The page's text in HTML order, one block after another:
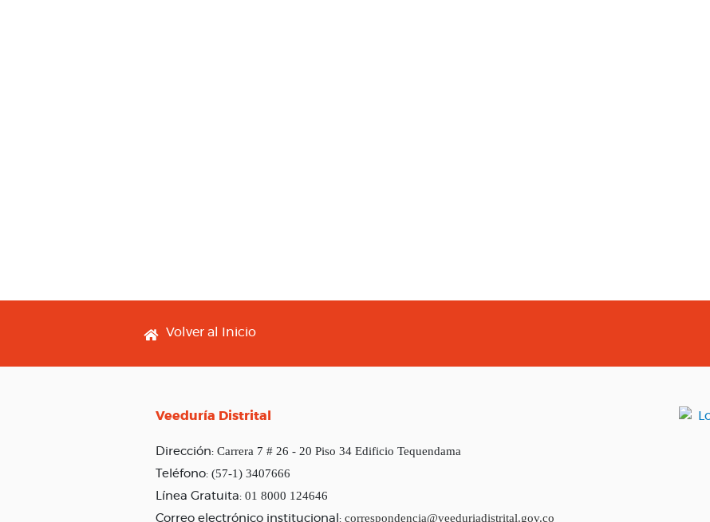
Footer menu
Volver al Inicio
Veeduría Distrital
Dirección: Carrera 7 # 26 - 20 Piso 34 Edificio Tequendama
Teléfono: (57-1) 3407666
Línea Gratuita: 01 8000 124646
Correo electrónico institucional: correspondencia@veeduriadistrital.gov.co